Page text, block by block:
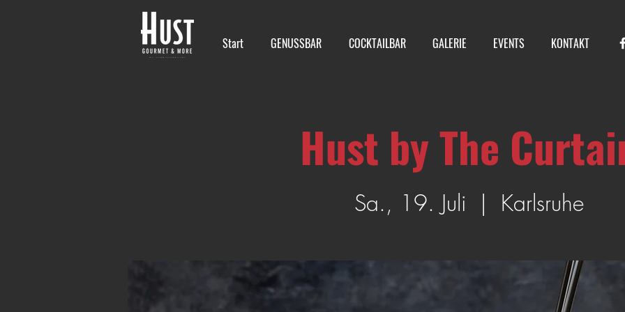
Start GENUSSBAR COCKTAILBAR GALERIE EVENTS KONTAKT
Hust by The
Sa., 19. Juli
  |
Karlsruhe